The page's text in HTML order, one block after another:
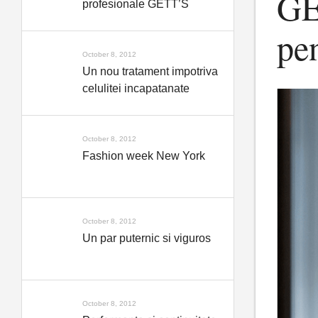
profesionale GETT’S
October 8, 2012
Un nou tratament impotriva
celulitei incapatanate
October 8, 2012
Fashion week New York
October 8, 2012
Un par puternic si viguros
October 8, 2012